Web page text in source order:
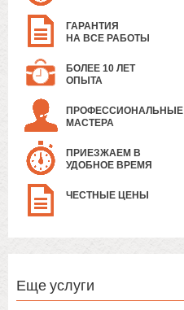
ГАРАНТИЯ
НА ВСЕ РАБОТЫ
БОЛЕЕ 10 ЛЕТ
ОПЫТА
ПРОФЕССИОНАЛЬНЫЕ
МАСТЕРА
ПРИЕЗЖАЕМ В
УДОБНОЕ ВРЕМЯ
ЧЕСТНЫЕ ЦЕНЫ
Еще услуги